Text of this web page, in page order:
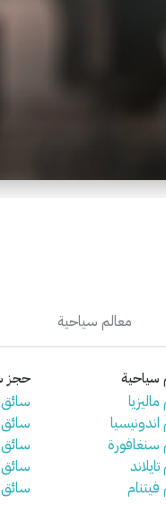
معالم سياحية
سياحية
اندونيسيا
سنغافورة
فيتنام
حجز
سائق
سائق
سائق
سائق